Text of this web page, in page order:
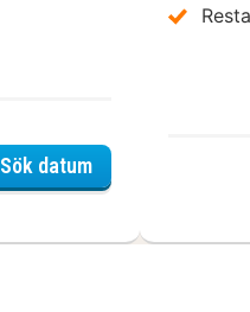
Sök datumHotel Post